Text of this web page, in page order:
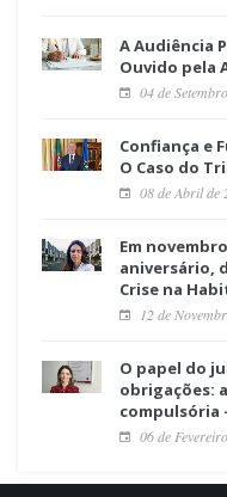
A Audiência
Ouvido pela
04 de
Confiança e
O Caso do
08 de Abril de
Em
aniversário,
Crise na
12 de
O papel do
obrigações:
compulsória
06 de